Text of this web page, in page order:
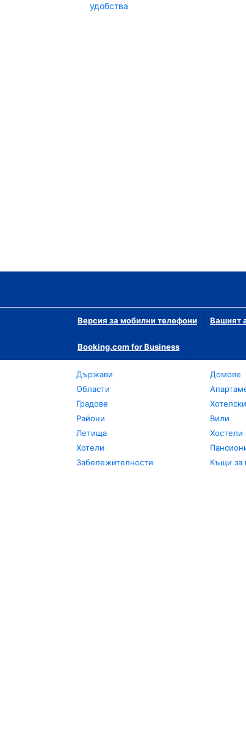
удобства
Версия за мобилни телефони Вашият
Booking.com for Business
Държави
Области
Градове
Райони
Летища
Хотели
Забележителности
Домове
Вили
Хостели
Къщи за